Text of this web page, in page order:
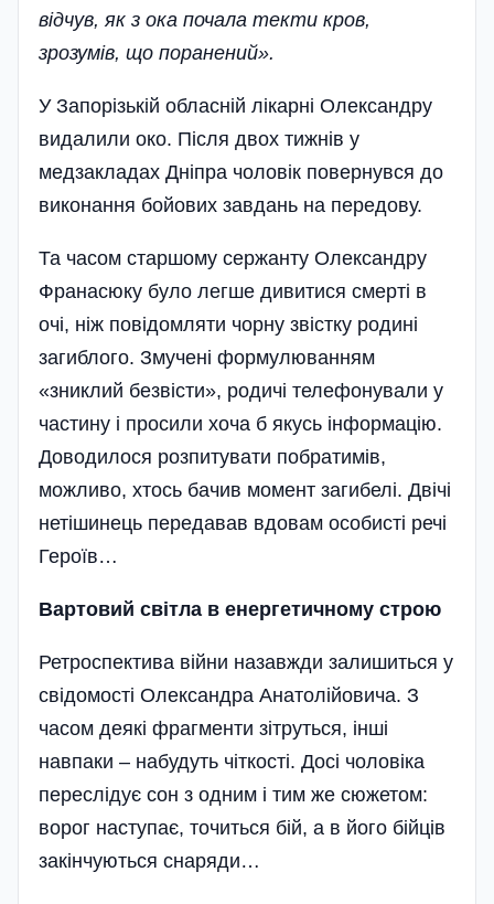
відчув, як з ока почала текти кров,
зрозумів, що поранений».
У Запорізькій обласній лікарні Олександру
видалили око. Після двох тижнів у
медзакладах Дніпра чоловік повернувся до
виконання бойових завдань на передову.
Та часом старшому сержанту Олександру
Франасюку було легше дивитися смерті в
очі, ніж повідомляти чорну звістку родині
загиблого. Змучені формулюванням
«зниклий безвісти», родичі телефонували у
частину і просили хоча б якусь інформацію.
Доводилося розпитувати побратимів,
можливо, хтось бачив момент загибелі. Двічі
нетішинець передавав вдовам особисті речі
Героїв…
Вартовий світла в енергетичному строю
Ретроспектива війни назавжди залишиться у
свідомості Олександра Анатолійовича. З
часом деякі фрагменти зітруться, інші
навпаки – набудуть чіткості. Досі чоловіка
переслідує сон з одним і тим же сюжетом:
ворог наступає, точиться бій, а в його бійців
закінчуються снаряди…